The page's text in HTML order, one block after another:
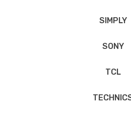
SIMPLY
SONY
TCL